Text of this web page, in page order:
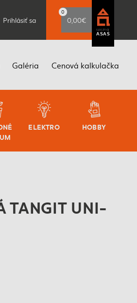
Prihlásiť sa
0
0,00€
spoznaj
ASAS
Galéria Cenová kalkulačka
ELEKTRO HOBBY
TANGIT UNI-